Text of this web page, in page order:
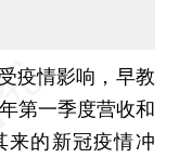
受疫情影响，早教
第一季度营收和
来的新冠疫情冲